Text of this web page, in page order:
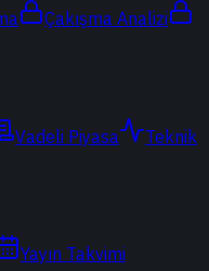
Çakışma Analizi
Vadeli Piyasa
Teknik
Yayın Takvimi